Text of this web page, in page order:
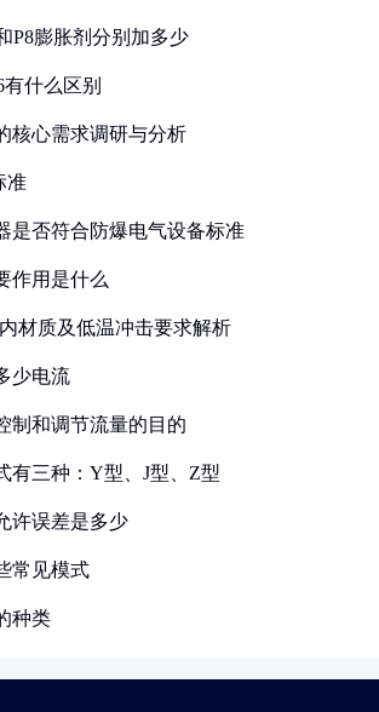
P8膨胀剂分别加多少
什么区别
核心需求调研与分析
准
是否符合防爆电气设备标准
作用是什么
材质及低温冲击要求解析
少电流
制和调节流量的目的
有三种：Y型、J型、Z型
许误差是多少
常见模式
种类